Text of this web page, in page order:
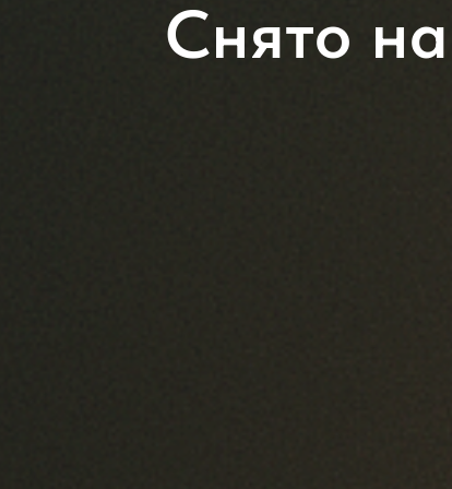
Снято